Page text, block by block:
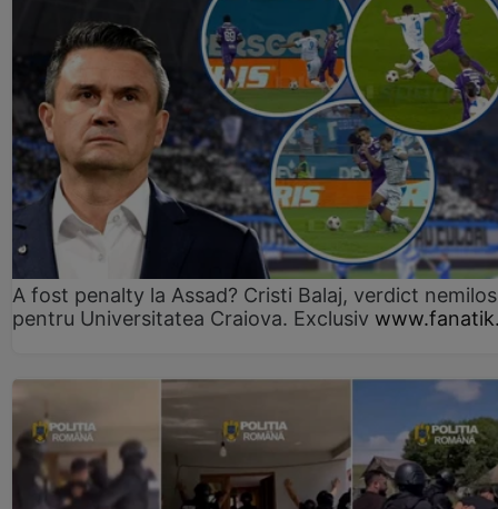
A fost penalty la Assad? Cristi Balaj, verdict nemilos
pentru Universitatea Craiova. Exclusiv